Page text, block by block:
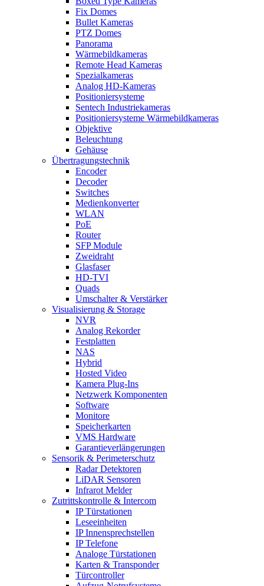
Fix Domes
Bullet Kameras
PTZ Domes
Panorama
Wärmebildkameras
Remote Head Kameras
Spezialkameras
Analog HD-Kameras
Positioniersysteme
Sentech Industriekameras
Positioniersysteme Wärmebildkameras
Objektive
Beleuchtung
Gehäuse
Übertragungstechnik
Encoder
Decoder
Switches
Medienkonverter
WLAN
PoE
Router
SFP Module
Zweidraht
Glasfaser
HD-TVI
Quads
Umschalter & Verstärker
Visualisierung & Storage
NVR
Analog Rekorder
Festplatten
NAS
Hybrid
Hosted Video
Kamera Plug-Ins
Netzwerk Komponenten
Software
Monitore
Speicherkarten
VMS Hardware
Garantieverlängerungen
Sensorik & Perimeterschutz
Radar Detektoren
LiDAR Sensoren
Infrarot Melder
Zutrittskontrolle & Intercom
IP Türstationen
Leseeinheiten
IP Innensprechstellen
IP Telefone
Analoge Türstationen
Karten & Transponder
Türcontroller